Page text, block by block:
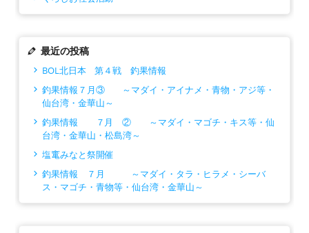
最近の投稿
BOL北日本 第４戦 釣果情報
釣果情報７月③ ～マダイ・アイナメ・青物・アジ等・
仙台湾・金華山～
釣果情報 ７月 ② ～マダイ・マゴチ・キス等・仙
台湾・金華山・松島湾～
塩竃みなと祭開催
釣果情報 ７月 ～マダイ・タラ・ヒラメ・シーバ
ス・マゴチ・青物等・仙台湾・金華山～